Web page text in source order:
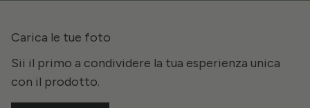
Carica le tue foto
Sii il primo a condividere la tua esperienza unica
con il prodotto.